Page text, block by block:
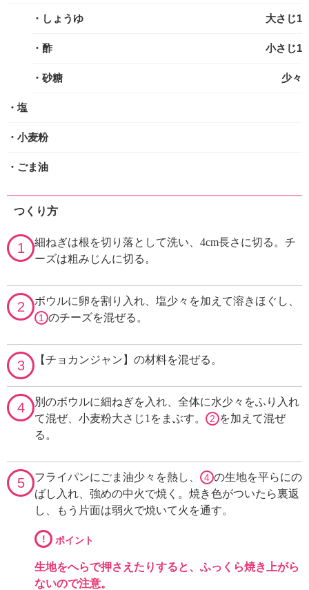
・しょうゆ 大さじ1
・酢 小さじ1
・砂糖 少々
・塩
・小麦粉
・ごま油
つくり方
1
細ねぎは根を切り落として洗い、4cm長さに切る。チ
ーズは粗みじんに切る。
2 ボウルに卵を割り入れ、塩少々を加えて溶きほぐし、
1 のチーズを混ぜる。
3 【チョカンジャン】の材料を混ぜる。
4
別のボウルに細ねぎを入れ、全体に水少々をふり入れ
て混ぜ、小麦粉大さじ1をまぶす。
2 を加えて混ぜ
る。
5 フライパンにごま油少々を熱し、 4 の生地を平らにの
ばし入れ、強めの中火で焼く。焼き色がついたら裏返
し、もう片面は弱火で焼いて火を通す。
! ポイント
生地をへらで押さえたりすると、ふっくら焼き上がら
ないので注意。